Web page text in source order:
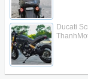
Ducati